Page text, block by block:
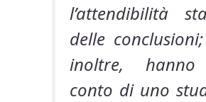
l’attendibilità
delle
inoltre,
conto di uno